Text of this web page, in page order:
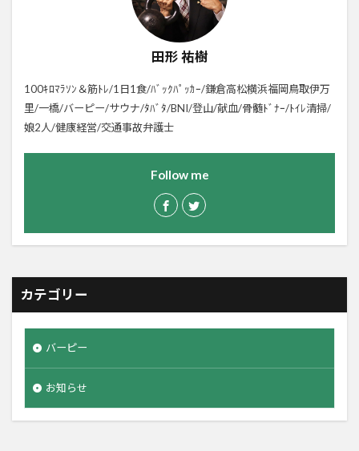
田形 祐樹
100ｷﾛﾏﾗｿﾝ＆筋ﾄﾚ/1日1食/ﾊﾞｯｸﾊﾟｯｶｰ/鎌倉高松横浜福岡鳥取伊万
里/一橋/バーピー/サウナ/ﾀﾊﾞﾀ/BNI/登山/献血/骨髄ﾄﾞﾅｰ/ﾄｲﾚ清掃/
娘2人/健康経営/交通事故弁護士
Follow me
カテゴリー
バーピー
お知らせ